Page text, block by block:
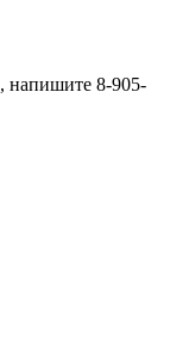
напишите 8-905-